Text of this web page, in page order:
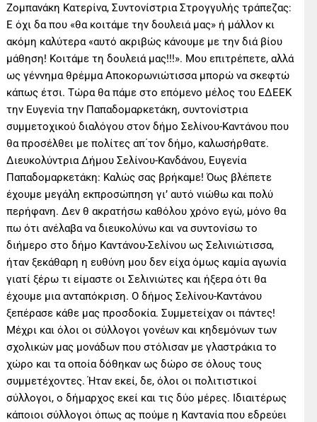
Ζομπανάκη Κατερίνα, Συντονίστρια Στρογγυλής τράπεζας:
Ε όχι δα που «θα κοιτάμε την δουλειά μας» ή μάλλον κι
ακόμη καλύτερα «αυτό ακριβώς κάνουμε με την διά βίου
μάθηση! Κοιτάμε τη δουλειά μας!!!». Μου επιτρέπετε, αλλά
ως γέννημα θρέμμα Αποκορωνιώτισσα μπορώ να σκεφτώ
κάπως έτσι. Τώρα θα πάμε στο επόμενο μέλος του ΕΔΕΕΚ
την Ευγενία την Παπαδομαρκετάκη, συντονίστρια
συμμετοχικού διαλόγου στον δήμο Σελίνου-Καντάνου που
θα προσέλθει με πολίτες απ΄τον δήμο, καλωσήρθατε.
Διευκολύντρια Δήμου Σελίνου-Κανδάνου, Ευγενία
Παπαδομαρκετάκη: Καλώς σας βρήκαμε! Όως βλέπετε
έχουμε μεγάλη εκπροσώπηση γι’ αυτό νιώθω και πολύ
περήφανη. Δεν θ ακρατήσω καθόλου χρόνο εγώ, μόνο θα
πω ότι ανέλαβα να διευκολύνω και να συντονίσω το
διήμερο στο δήμο Καντάνου-Σελίνου ως Σελινιώτισσα,
ήταν ξεκάθαρη η ευθύνη μου δεν είχα όμως καμία αγωνία
γιατί ξέρω τι είμαστε οι Σελινιώτες και ήξερα ότι θα
έχουμε μια ανταπόκριση. Ο δήμος Σελίνου-Καντάνου
ξεπέρασε κάθε μας προσδοκία. Συμμετείχαν οι πάντες!
Μέχρι και όλοι οι σύλλογοι γονέων και κηδεμόνων των
σχολικών μας μονάδων που στόλισαν με γλαστράκια το
χώρο και τα οποία δόθηκαν ως δώρο σε όλους τους
συμμετέχοντες. Ήταν εκεί, δε, όλοι οι πολιτιστικοί
σύλλογοι, ο δήμαρχος εκεί και τις δύο μέρες. Ιδιαιτέρως
κάποιοι σύλλογοι όπως ας πούμε η Καντανία που εδρεύει